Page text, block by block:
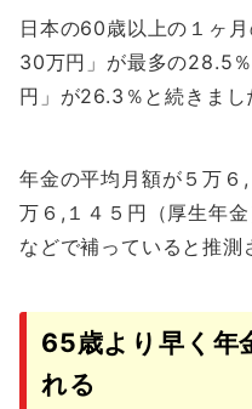
日本の60歳以上の１ヶ
30万円」が最多の28.5
円」が26.3％と続きまし
年金の平均月額が５万６
万６,１４５円（厚生年
などで補っていると推測
65歳より早く年
れる